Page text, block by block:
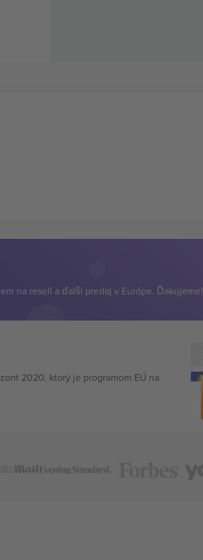
na resell a ďalší predaj v Európe. Ďakujeme!
2020, ktorý je programom EÚ na